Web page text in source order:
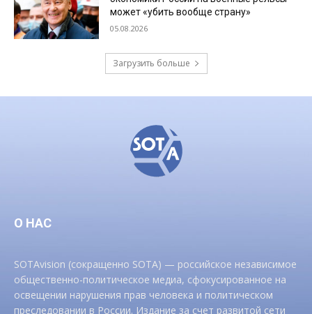
может «убить вообще страну»
05.08.2026
Загрузить больше
О НАС
SOTAvision (сокращенно SOTA) — российское независимое
общественно-политическое медиа, сфокусированное на
освещении нарушения прав человека и политическом
преследовании в России. Издание за счет развитой сети